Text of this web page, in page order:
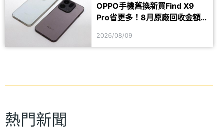
OPPO手機舊換新買Find X9
Pro省更多！8月原廠回收金額
2026/08/09
熱門新聞